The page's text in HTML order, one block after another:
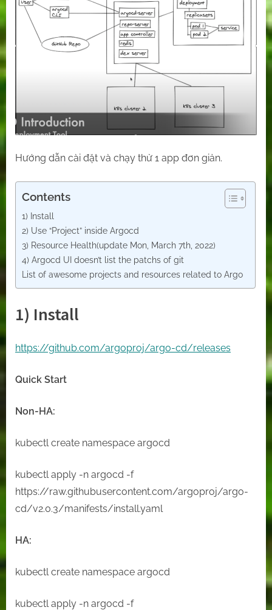
Hướng dẫn cài đặt và chạy thử 1 app đơn giản.
Contents
1) Install
2) Use “Project” inside Argocd
3) Resource Health(update Mon, March 7th, 2022)
4) Argocd UI doesn’t list the patchs of git
List of awesome projects and resources related to Argo
1) Install
https://github.com/argoproj/argo-cd/releases
Quick Start
Non-HA:
kubectl create namespace argocd
kubectl apply -n argocd -f
https://raw.githubusercontent.com/argoproj/argo-
cd/v2.0.3/manifests/install.yaml
HA:
kubectl create namespace argocd
kubectl apply -n argocd -f